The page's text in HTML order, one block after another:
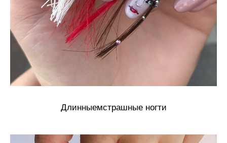
Длинныемстрашные ногти